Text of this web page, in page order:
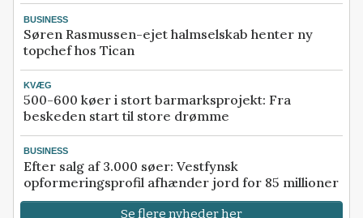
BUSINESS
Søren Rasmussen-ejet halmselskab henter ny
topchef hos Tican
KVÆG
500-600 køer i stort barmarksprojekt: Fra
beskeden start til store drømme
BUSINESS
Efter salg af 3.000 søer: Vestfynsk
opformeringsprofil afhænder jord for 85 millioner
Se flere nyheder her